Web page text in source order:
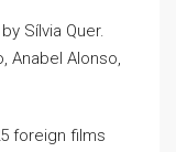
Sílvia Quer.
Anabel Alonso,
foreign films